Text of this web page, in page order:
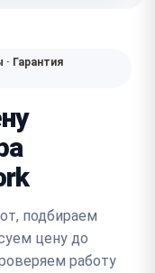
Гарантия
подбираем
цену до
работу